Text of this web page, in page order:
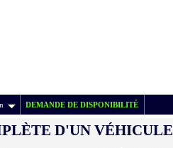
DEMANDE DE DISPONIBILITÉ
D'UN VÉHICULE